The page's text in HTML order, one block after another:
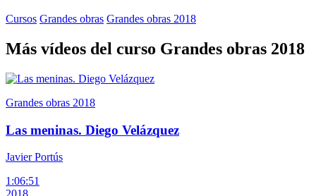
Cursos Grandes obras Grandes obras 2018
Más vídeos del curso Grandes obras 2018
Grandes obras 2018
Las meninas. Diego Velázquez
Javier Portús
1:06:51